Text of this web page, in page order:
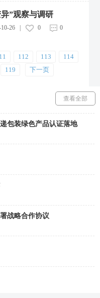
”观察与调研
26| 0 0
112 113
114
119 下一页
查看全部
开工
包装绿色产品认证落地
战略合作协议